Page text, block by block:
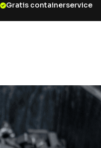
Gratis containerservice